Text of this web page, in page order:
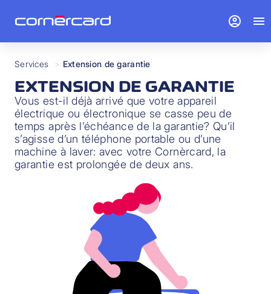
Services > Extension de garantie
EXTENSION DE GARANTIE
Vous est-il déjà arrivé que votre appareil
électrique ou électronique se casse peu de
temps après l’échéance de la garantie? Qu’il
s’agisse d’un téléphone portable ou d’une
machine à laver: avec votre Cornèrcard, la
garantie est prolongée de deux ans.
account_circle menu